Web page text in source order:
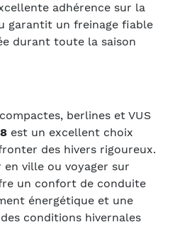
adhérence sur la
garantit un freinage fiable
durant toute la saison
berlines et VUS
est un excellent choix
des hivers rigoureux.
ville ou voyager sur
un confort de conduite
énergétique et une
conditions hivernales